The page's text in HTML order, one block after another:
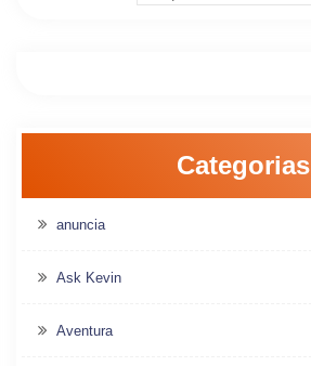
Categorias
anuncia
Ask Kevin
Aventura